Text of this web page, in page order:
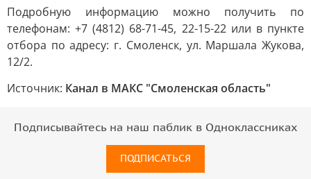
Подробную информацию можно получить по
телефонам: +7 (4812) 68-71-45, 22-15-22 или в пункте
отбора по адресу: г. Смоленск, ул. Маршала Жукова,
12/2.
Источник: Канал в МАКС "Смоленская область"
Подписывайтесь на наш паблик в Одноклассниках
ПОДПИСАТЬСЯ